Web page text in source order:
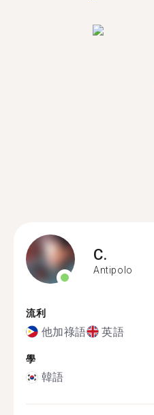
C.
Antipolo
流利
他加祿語 英語
學
韓語